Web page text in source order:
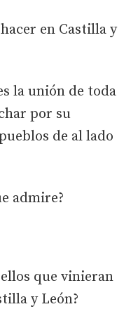
en Castilla y
la unión de toda
por su
de al lado
admire?
que vinieran
y León?